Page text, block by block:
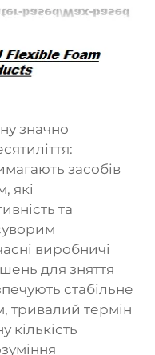
значно
засобів
які
та
виробничі
для зняття
стабільне
тривалий термін
кількість